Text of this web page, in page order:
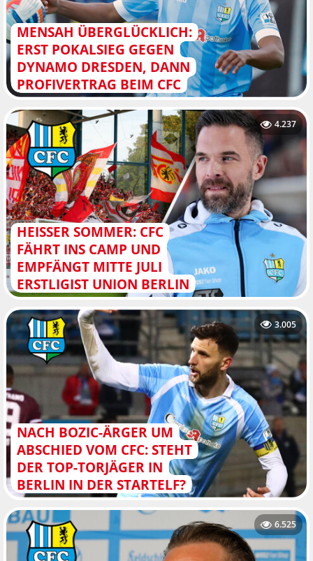
MENSAH ÜBERGLÜCKLICH:
ERST POKALSIEG GEGEN
DYNAMO DRESDEN, DANN
PROFIVERTRAG BEIM CFC
HEISSER SOMMER: CFC F
ÄHRT INS CAMP UND E
MPFÄNGT MITTE JULI E
RSTLIGIST UNION BERLIN
4.237
NACH BOZIC-ÄRGER UM
ABSCHIED VOM CFC: STEHT
DER TOP-TORJÄGER IN
BERLIN IN DER STARTELF?
3.005
6.525